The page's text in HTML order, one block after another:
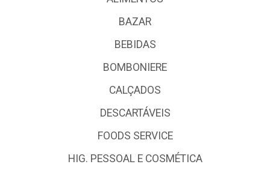
BAZAR
BEBIDAS
BOMBONIERE
CALÇADOS
DESCARTÁVEIS
FOODS SERVICE
HIG. PESSOAL E COSMÉTICA